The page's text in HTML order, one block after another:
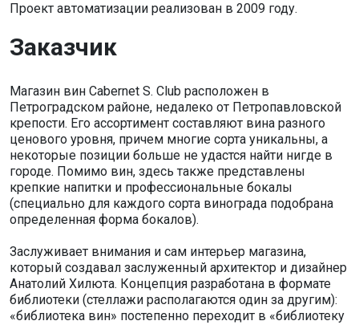
Проект автоматизации реализован в 2009 году.
Заказчик
Магазин вин Сabernet S. Сlub расположен в
Петроградском районе, недалеко от Петропавловской
крепости. Его ассортимент составляют вина разного
ценового уровня, причем многие сорта уникальны, а
некоторые позиции больше не удастся найти нигде в
городе. Помимо вин, здесь также представлены
крепкие напитки и профессиональные бокалы
(специально для каждого сорта винограда подобрана
определенная форма бокалов).
Заслуживает внимания и сам интерьер магазина,
который создавал заслуженный архитектор и дизайнер
Анатолий Хилюта. Концепция разработана в формате
библиотеки (стеллажи располагаются один за другим):
«библиотека вин» постепенно переходит в «библиотеку